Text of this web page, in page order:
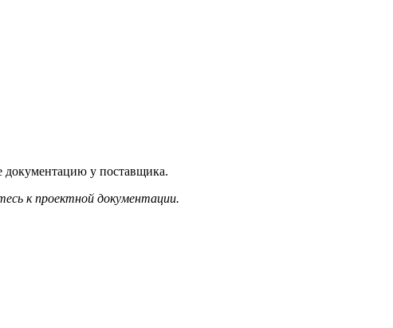
документацию у поставщика.
к проектной документации.